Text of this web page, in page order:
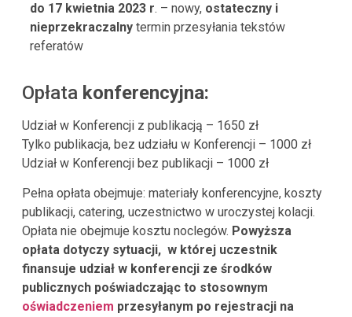
do 17 kwietnia 2023 r. – nowy, ostateczny i
nieprzekraczalnytermin przesyłania tekstów
referatów
Opłatakonferencyjna:
Udział w Konferencji z publikacją – 1650 zł
Tylko publikacja, bez udziału w Konferencji – 1000 zł
Udział w Konferencji bez publikacji – 1000 zł
Pełna opłata obejmuje: materiały konferencyjne, koszty
publikacji, catering, uczestnictwo w uroczystej kolacji.
Opłata nie obejmuje kosztu noclegów. Powyższa
opłata dotyczy sytuacji, w której uczestnik
finansuje udział w konferencji ze środków
publicznych poświadczając to stosownym
oświadczeniem przesyłanym po rejestracji na